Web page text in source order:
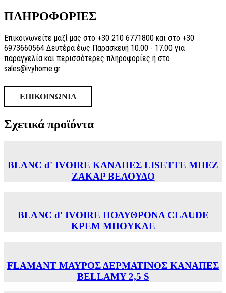
ΠΛΗΡΟΦΟΡΙΕΣ
Επικοινωνείτε μαζί μας στο +30 210 6771800 και στο +30
6973660564 Δευτέρα έως Παρασκευή 10.00 - 17.00 για
παραγγελία και περισσότερες πληροφορίες ή στο
sales@ivyhome.gr
ΕΠΙΚΟΙΝΩΝΙΑ
Σχετικά προϊόντα
BLANC d' IVOIRE ΚΑΝΑΠΕΣ LISETTE ΜΠΕΖ
ΖΑΚΑΡ ΒΕΛΟΥΔΟ
BLANC d' IVOIRE ΠΟΛΥΘΡΟΝΑ CLAUDE
ΚΡΕΜ ΜΠΟΥΚΛΕ
FLAMANT ΜΑΥΡΟΣ ΔΕΡΜΑΤΙΝΟΣ ΚΑΝΑΠΕΣ
BELLAMY 2,5 S